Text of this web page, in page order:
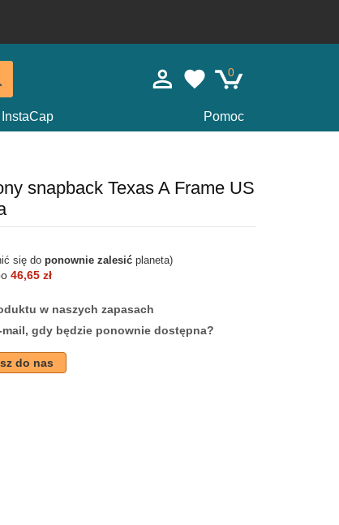
0
InstaCap Pomoc
snapback Texas A Frame US
się do ponownie zalesić planeta)
46,65 zł
w naszych zapasach
gdy będzie ponownie dostępna?
do nas